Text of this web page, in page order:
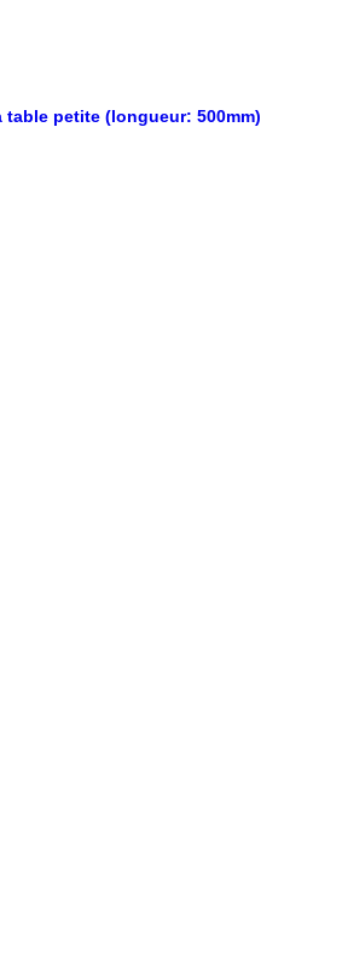
table petite (longueur: 500mm)